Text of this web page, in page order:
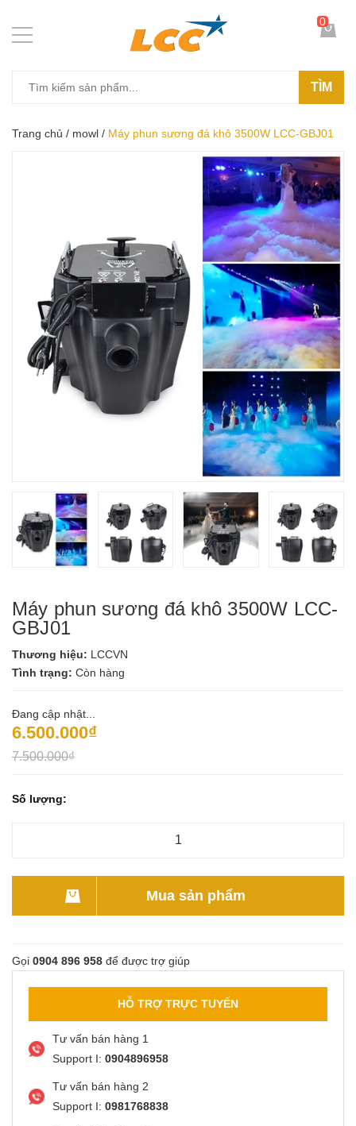
TÌM
0
Trang chủ / mowl / Máy phun sương đá khô 3500W LCC-GBJ01
Máy phun sương đá khô 3500W LCC-
GBJ01
Thương hiệu: LCCVN
Tình trạng: Còn hàng
Đang cập nhật...
6.500.000₫
7.500.000₫
Số lượng:
Mua sản phẩm
Gọi 0904 896 958 để được trợ giúp
HỖ TRỢ TRỰC TUYẾN
Tư vấn bán hàng 1
Support I: 0904896958
Tư vấn bán hàng 2
Support I: 0981768838